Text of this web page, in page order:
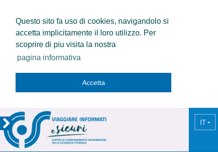
Questo sito fa uso di cookies, navigandolo si
accetta implicitamente il loro utilizzo. Per
scoprire di piu visita la nostra
pagina informativa
Accetta
IT